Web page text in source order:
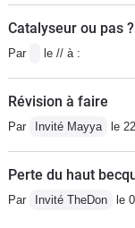
Catalyseur ou pas ?
Par le // à :
Révision à faire
Par Invité Mayya le
Perte du haut
Par Invité TheDon le